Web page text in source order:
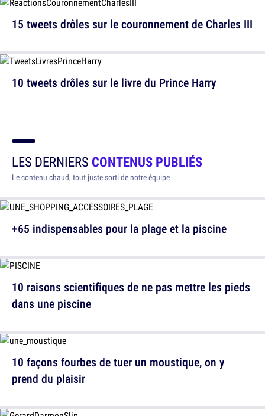
10 tweets drôles sur le livre du Prince Harry
15 tweets drôles sur le couronnement de Charles III
LES DERNIERS CONTENUS PUBLIÉS
Le contenu chaud, tout juste sorti de notre équipe
+65 indispensables pour la plage et la piscine
10 façons fourbes de tuer un moustique, on y
prend du plaisir
10 raisons scientifiques de ne pas mettre les pieds
dans une piscine